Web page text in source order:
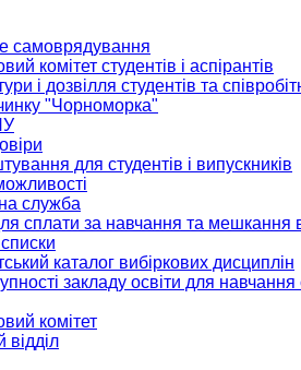
самоврядування
комітет студентів і аспірантів
і дозвілля студентів та
"Чорноморка"
для студентів і випускників
служба
сплати за навчання та мешкання
каталог вибіркових дисциплін
закладу освіти для
комітет
відділ